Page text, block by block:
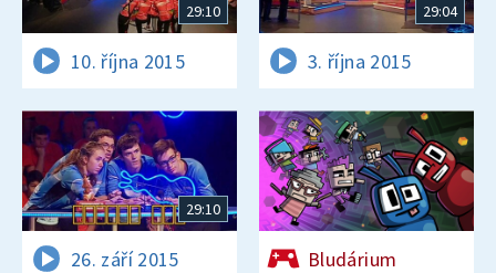
29:10
10. října 2015
29:04
3. října 2015
29:10
26. září 2015 Bludárium